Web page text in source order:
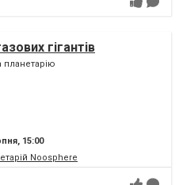
гігантів
планетарію
15:00
Noosphere